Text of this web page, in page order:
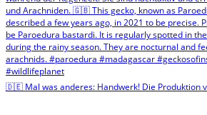
🇩🇪 Mal was anderes: Handwerk! Die Produktion